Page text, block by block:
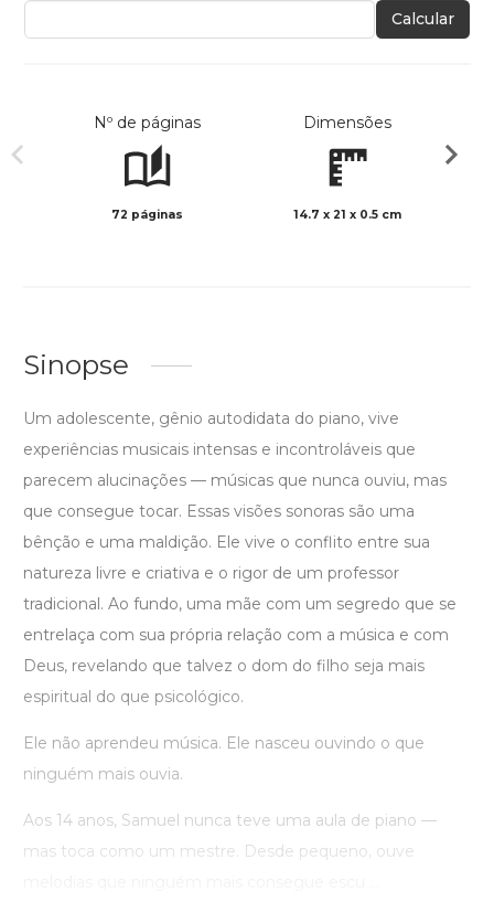
Calcular
Nº de páginas
72 páginas
Dimensões
14.7 x 21 x 0.5 cm
Sinopse
Um adolescente, gênio autodidata do piano, vive
experiências musicais intensas e incontroláveis que
parecem alucinações — músicas que nunca ouviu, mas
que consegue tocar. Essas visões sonoras são uma
bênção e uma maldição. Ele vive o conflito entre sua
natureza livre e criativa e o rigor de um professor
tradicional. Ao fundo, uma mãe com um segredo que se
entrelaça com sua própria relação com a música e com
Deus, revelando que talvez o dom do filho seja mais
espiritual do que psicológico.
Ele não aprendeu música. Ele nasceu ouvindo o que
ninguém mais ouvia.
Aos 14 anos, Samuel nunca teve uma aula de piano —
mas toca como um mestre. Desde pequeno, ouve